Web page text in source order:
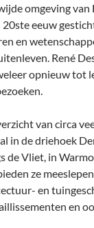
omgeving van
eeuw
en
René
opnieuw tot
van circa
in de driehoek
de Vliet, in
ze
en
en